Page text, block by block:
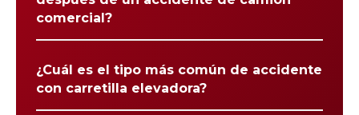
comercial?
¿Cuál es el tipo más común de accidente
con carretilla elevadora?